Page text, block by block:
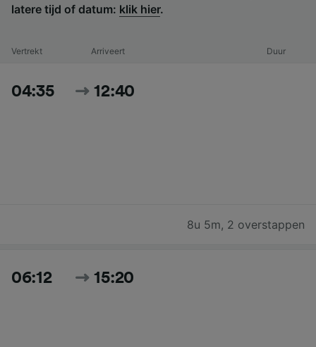
latere tijd of datum: klik hier.
Vertrekt Arriveert Duur
04:35 12:40
8u 5m, 2 overstappen
06:12 15:20